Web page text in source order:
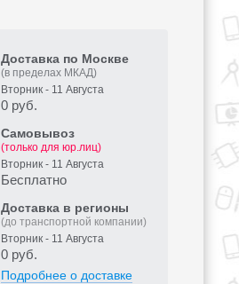
Доставка по Москве
(в пределах МКАД)
Вторник - 11 Августа
0 руб.
Самовывоз
(только для юр.лиц)
Вторник - 11 Августа
Бесплатно
Доставка в регионы
(до транспортной компании)
Вторник - 11 Августа
0 руб.
Подробнее о доставке